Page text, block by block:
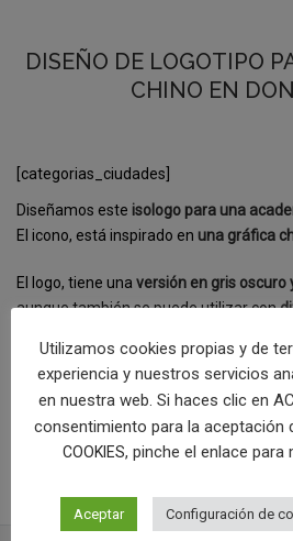
DISEÑO DE LOGOTIPO
CHINO EN
[categorias_ciudades]
Diseñamos este isologo para una
El icono, está inspirado en una gráfica
El logo, tiene una versión en gris
aunque también se puede utilizar con
colores de la identidad corporativa de
[categorias]
COMPRAR
Utilizamos cookies propias y de
experiencia y nuestros servicios
en nuestra web. Si haces clic en
consentimiento para la aceptación
COOKIES, pinche el enlace
Aceptar Configuración de